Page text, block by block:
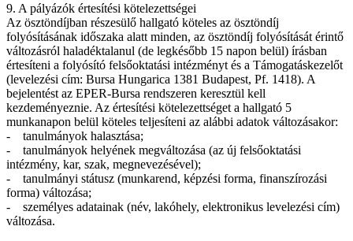
9. A pályázók értesítési kötelezettségei
Az ösztöndíjban részesülő hallgató köteles az ösztöndíj
folyósításának időszaka alatt minden, az ösztöndíj folyósítását érintő
változásról haladéktalanul (de legkésőbb 15 napon belül) írásban
értesíteni a folyósító felsőoktatási intézményt és a Támogatáskezelőt
(levelezési cím: Bursa Hungarica 1381 Budapest, Pf. 1418). A
bejelentést az EPER-Bursa rendszeren keresztül kell
kezdeményeznie. Az értesítési kötelezettséget a hallgató 5
munkanapon belül köteles teljesíteni az alábbi adatok változásakor:
- tanulmányok halasztása;
- tanulmányok helyének megváltozása (az új felsőoktatási
intézmény, kar, szak, megnevezésével);
- tanulmányi státusz (munkarend, képzési forma, finanszírozási
forma) változása;
- személyes adatainak (név, lakóhely, elektronikus levelezési cím)
változása.